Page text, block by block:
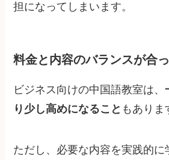
担になってしまいます。
料金と内容のバランスが合
ビジネス向けの中国語教室は、
り少し高めになること もありま
ただし、必要な内容を実践的に